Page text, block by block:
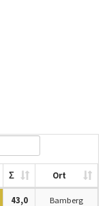
Σ Ort
43,0 Bamberg